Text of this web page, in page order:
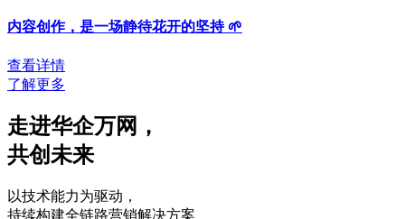
内容创作，是一场静待花开的坚持 🌱
查看详情
了解更多
走进华企万网 ，
共创未来
以技术能力为驱动 ，
持续构建全链路营销解决方案